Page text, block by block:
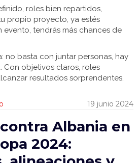
roles bien repartidos,
propio proyecto, ya estés
tendrás más chances de
no basta con juntar personas, hay
Con objetivos claros, roles
resultados sorprendentes.
19 junio 2024
Albania en
2024: